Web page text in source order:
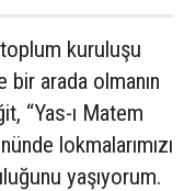
kuruluşu
arada olmanın
“Yas-ı Matem
lokmalarımızı
yaşıyorum.